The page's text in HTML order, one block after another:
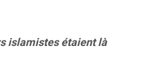
islamistes étaient là